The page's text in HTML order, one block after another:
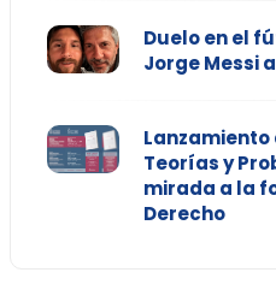
Duelo en el
Jorge Messi
Lanzamiento
Teorías y
mirada a la
Derecho